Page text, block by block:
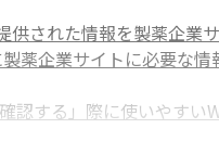
供された情報を製薬企業
薬企業サイトに必要な
認する」際に使いやすい